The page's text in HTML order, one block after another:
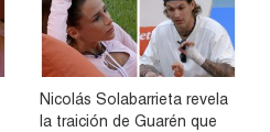
Nicolás Solabarrieta revela
la traición de Guarén que